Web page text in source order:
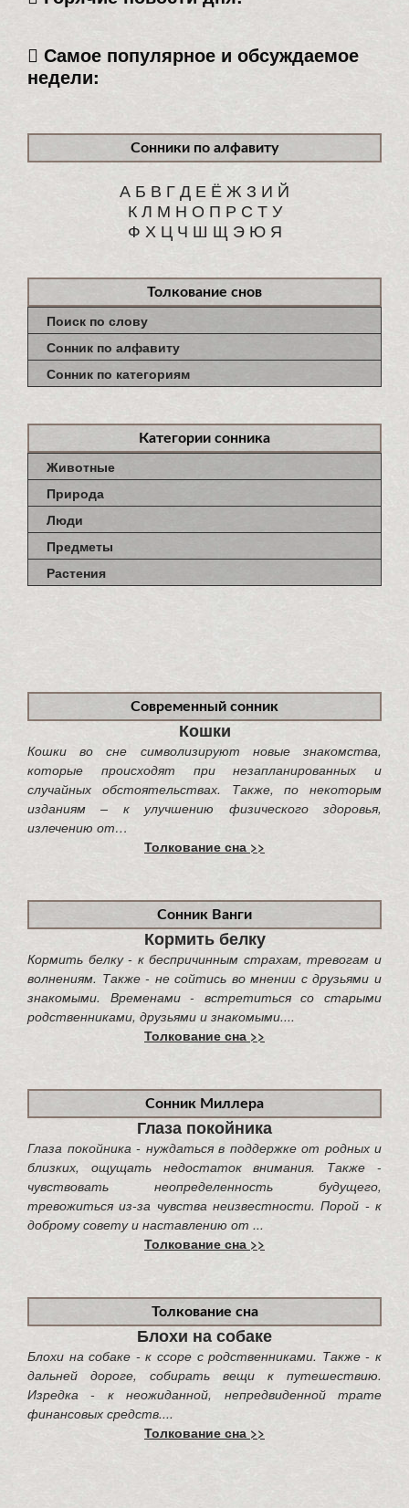
Самое популярное и обсуждаемое
недели:
Сонники по алфавиту
А Б В ГД Е Ё Ж З И Й
К Л М Н О П Р С Т У
Ф Х Ц Ч Ш Щ Э Ю Я
Толкование снов
Поиск по слову
Сонник по алфавиту
Сонник по категориям
Категории сонника
Животные
Природа
Люди
Предметы
Растения
Современный сонник
Кошки
Кошки во сне символизируют новые знакомства,
которые происходят при незапланированных и
случайных обстоятельствах. Также, по некоторым
изданиям – к улучшению физического здоровья,
излечению от…
Толкование сна >>
Сонник Ванги
Кормить белку
Кормить белку - к беспричинным страхам, тревогам и
волнениям. Также - не сойтись во мнении с друзьями и
знакомыми. Временами - встретиться со старыми
родственниками, друзьями и знакомыми....
Толкование сна >>
Сонник Миллера
Глаза покойника
Глаза покойника - нуждаться в поддержке от родных и
близких, ощущать недостаток внимания. Также -
чувствовать неопределенность будущего,
тревожиться из-за чувства неизвестности. Порой - к
доброму совету и наставлению от ...
Толкование сна >>
Толкование сна
Блохи на собаке
Блохи на собаке - к ссоре с родственниками. Также - к
дальней дороге, собирать вещи к путешествию.
Изредка - к неожиданной, непредвиденной трате
финансовых средств....
Толкование сна >>